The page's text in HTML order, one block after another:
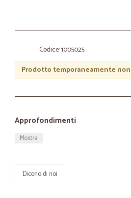
Codice: 1005025
Prodotto temporaneamente
Approfondimenti
Mostra
Dicono di noi